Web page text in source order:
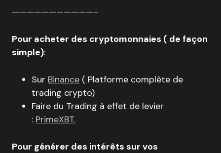
———————————–
Pour acheter des cryptomonnaies ( de façon
simple):
Sur Binance ( Platforme complète de
trading crypto)
Faire du Trading à effet de levier
: PrimeXBT.
Pour générer des intérêts sur vos